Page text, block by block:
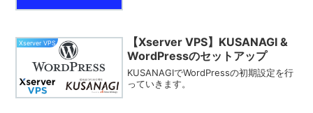
Xserver VPS
【Xserver VPS】KUSANAGI &
WordPressのセットアップ
KUSANAGIでWordPressの初期設定を行
っていきます。